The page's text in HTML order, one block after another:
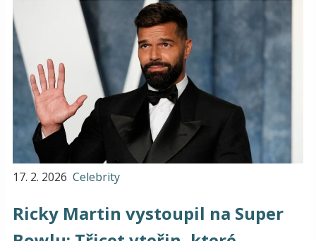
17. 2. 2026 Celebrity
Ricky Martin vystoupil na Super